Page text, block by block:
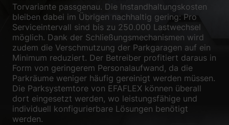
Torvariante passgenau. Die Instandhaltungskosten
bleiben dabei im Übrigen nachhaltig gering: Pro
Serviceintervall sind bis zu 250.000 Lastwechsel
möglich. Dank der Schließungsmechanismen wird
zudem die Verschmutzung der Parkgaragen auf ein
Minimum reduziert. Der Betreiber profitiert daraus in
Form von geringerem Personalaufwand, da die
Parkräume weniger häufig gereinigt werden müssen.
Die Parksystemtore von EFAFLEX können überall
dort eingesetzt werden, wo leistungsfähige und
individuell konfigurierbare Lösungen benötigt
werden.